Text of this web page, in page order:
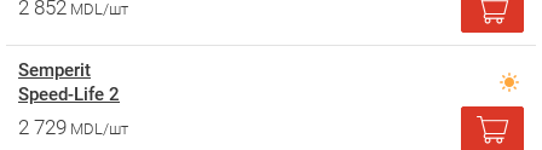
2 852 MDL/шт
Semperit
Speed-Life 2
2 729 MDL/шт